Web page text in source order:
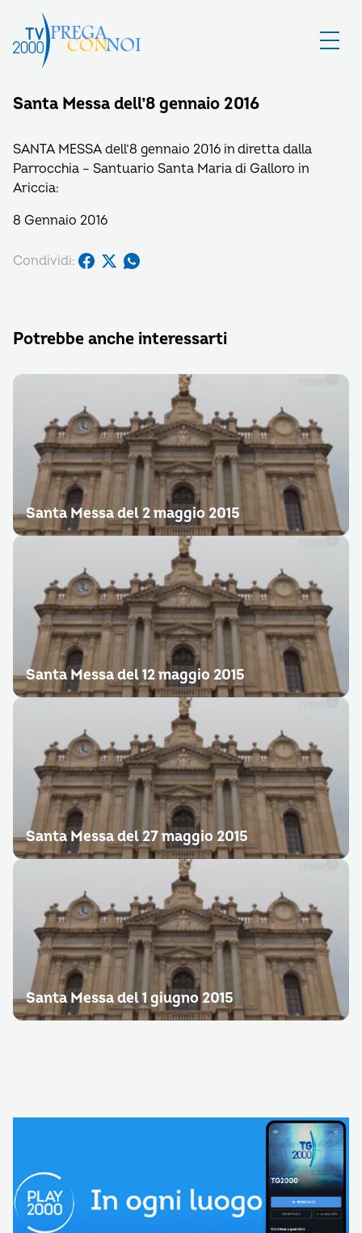
Santa Messa dell’8 gennaio 2016
SANTA MESSA dell’8 gennaio 2016 in diretta dalla
Parrocchia – Santuario Santa Maria di Galloro in
Ariccia:
8 Gennaio 2016
Condividi:
Potrebbe anche interessarti
Santa Messa del 2 maggio 2015
Santa Messa del 12 maggio 2015
Santa Messa del 27 maggio 2015
Santa Messa del 1 giugno 2015